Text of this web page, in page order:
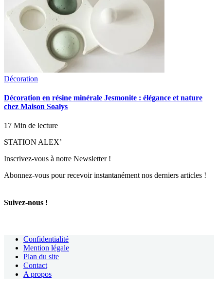
Décoration
Décoration en résine minérale Jesmonite : élégance et nature
chez Maison Soalys
17 Min de lecture
STATION ALEX’
Inscrivez-vous à notre Newsletter !
Abonnez-vous pour recevoir instantanément nos derniers articles !
Suivez-nous !
Confidentialité
Mention légale
Plan du site
Contact
A propos